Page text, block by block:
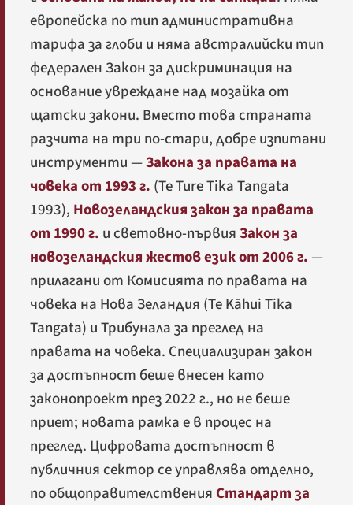
европейска по тип административна
тарифа за глоби и няма австралийски тип
федерален Закон за дискриминация на
основание увреждане над мозайка от
щатски закони. Вместо това страната
разчита на три по-стари, добре изпитани
инструменти —Закона за правата на
човека от 1993 г. (Te Ture Tika Tangata
1993), Новозеландския закон за правата
от 1990 г. и световно-първияЗакон за
новозеландския жестов език от 2006 г.—
прилагани от Комисията по правата на
човека на Нова Зеландия (Te Kāhui Tika
Tangata) и Трибунала за преглед на
правата на човека. Специализиран закон
за достъпност беше внесен като
законопроект през 2022 г., но не беше
приет; новата рамка е в процес на
преглед. Цифровата достъпност в
публичния сектор се управлява отделно,
по общоправителствения Стандарт за